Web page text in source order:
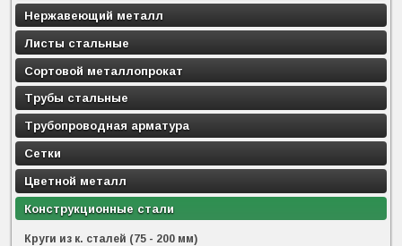
Нержавеющий металл
Листы стальные
Сортовой металлопрокат
Трубы стальные
Трубопроводная арматура
Сетки
Цветной металл
Конструкционные стали
Круги из к. сталей (75 - 200 мм)